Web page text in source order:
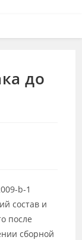
до
состав и
после
сборной